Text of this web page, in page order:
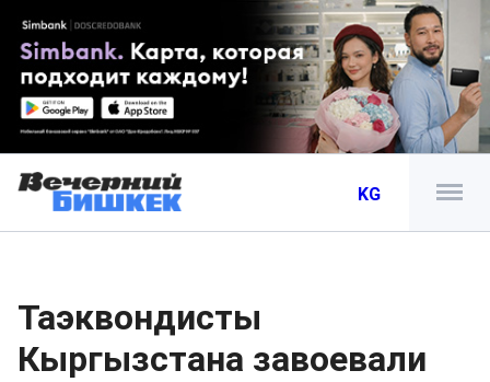
KG
Таэквондисты
Кыргызстана завоевали